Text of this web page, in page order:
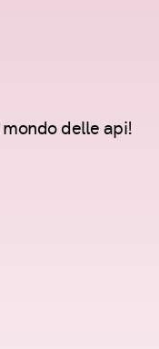
delle api!